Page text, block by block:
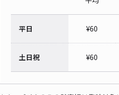
平日 ¥60
土日祝 ¥60